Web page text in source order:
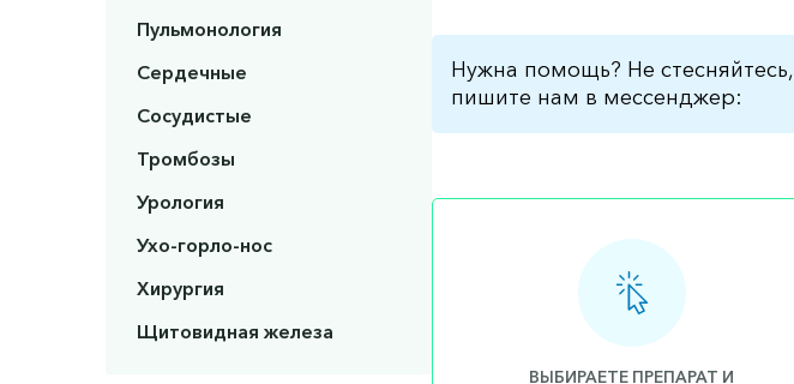
Пульмонология
Сердечные
Сосудистые
Тромбозы
Урология
Ухо-горло-нос
Хирургия
Щитовидная железа
Нужна помощь? Не стесняйтесь,
пишите нам в мессенджер:
ВЫБИРАЕТЕ ПРЕПАРАТ И